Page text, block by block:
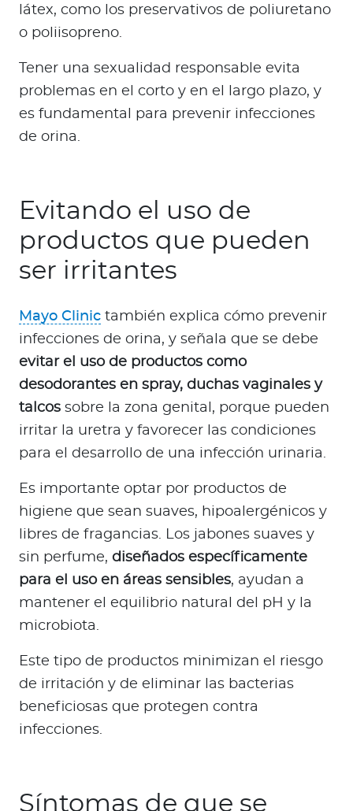
látex, como los preservativos de poliuretano
o poliisopreno.
Tener una sexualidad responsable evita
problemas en el corto y en el largo plazo, y
es fundamental para prevenir infecciones
de orina.
Evitando el uso de
productos que pueden
ser irritantes
Mayo Clinic también explica cómo prevenir
infecciones de orina, y señala que se debe
evitar el uso de productos como
desodorantes en spray, duchas vaginales y
talcos sobre la zona genital, porque pueden
irritar la uretra y favorecer las condiciones
para el desarrollo de una infección urinaria.
Es importante optar por productos de
higiene que sean suaves, hipoalergénicos y
libres de fragancias. Los jabones suaves y
sin perfume, diseñados específicamente
para el uso en áreas sensibles, ayudan a
mantener el equilibrio natural del pH y la
microbiota.
Este tipo de productos minimizan el riesgo
de irritación y de eliminar las bacterias
beneficiosas que protegen contra
infecciones.
Síntomas de que se